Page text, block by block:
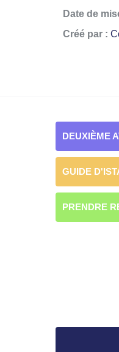
Date de
Créé par :
DEUXIÈME
GUIDE
PRENDRE